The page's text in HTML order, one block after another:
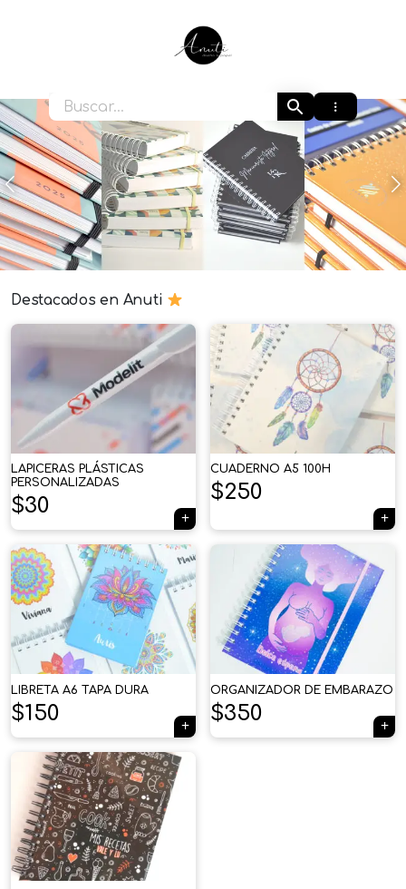
Anterior
Destacados en Anuti
LAPICERAS PLÁSTICAS
PERSONALIZADAS
$30
CUADERNO A5 100H
$250
LIBRETA A6 TAPA DURA
$150
ORGANIZADOR DE EMBARAZO
$350